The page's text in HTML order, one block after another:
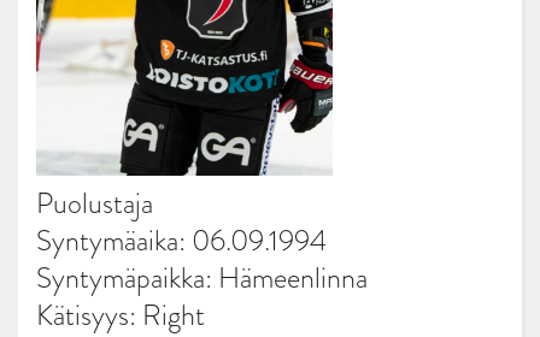
Puolustaja
Syntymäaika: 06.09.1994
Syntymäpaikka: Hämeenlinna
Kätisyys: Right